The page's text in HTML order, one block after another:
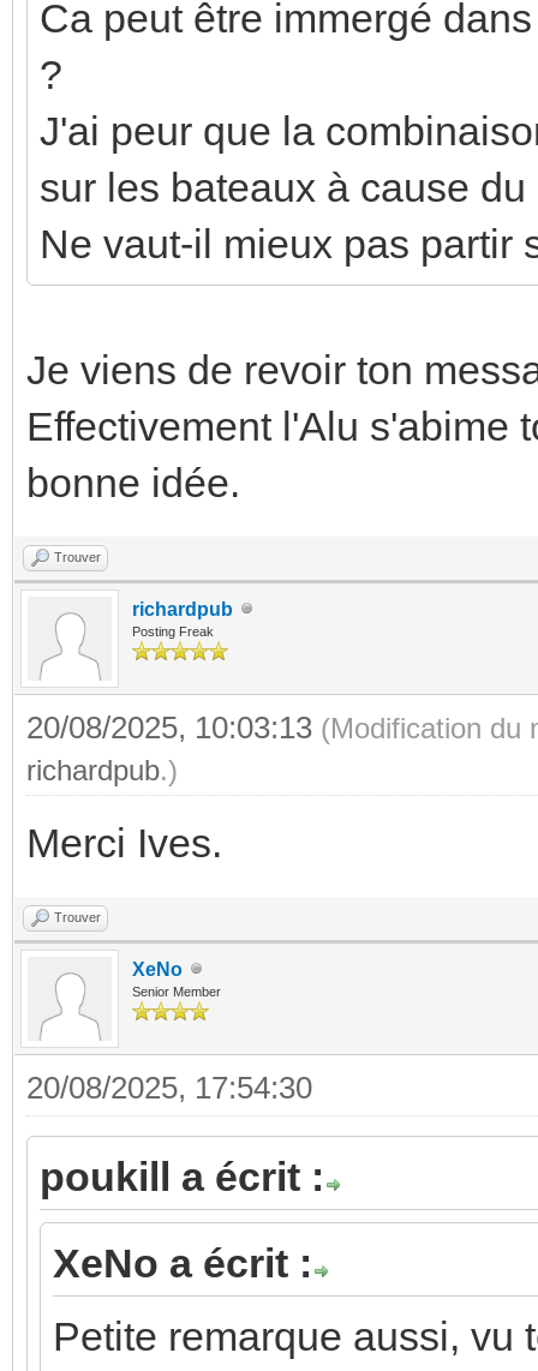
Ca peut être immergé
?
J'ai peur que la
sur les bateaux à cause
Ne vaut-il mieux pas partir
Je viens de revoir ton
Effectivement l'Alu s'abime
bonne idée.
Trouver
richardpub
Posting Freak
20/08/2025, 10:03:13 (Modification du
richardpub.)
Merci Ives.
Trouver
XeNo
Senior Member
20/08/2025, 17:54:30
poukill a écrit :
XeNo a écrit :
Petite remarque aussi, vu